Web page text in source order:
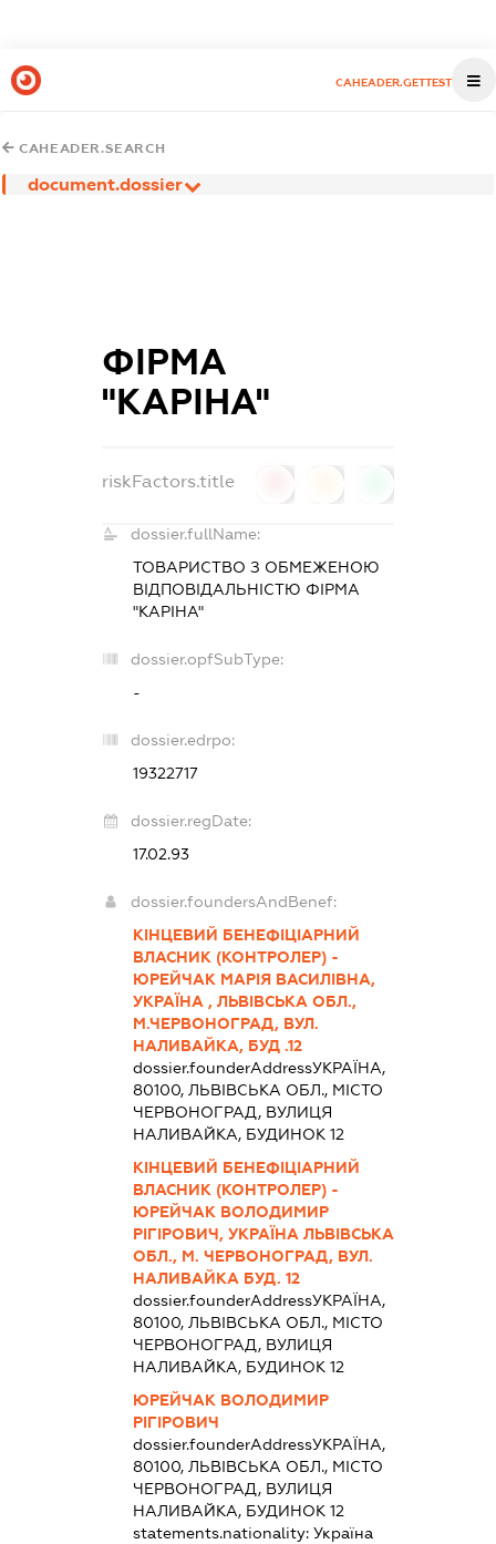
CAHEADER.GETTEST
CAHEADER.SEARCH
document.dossier
ФІРМА
"КАРІНА"
riskFactors.title
dossier.fullName:
ТОВАРИСТВО З ОБМЕЖЕНОЮ
ВІДПОВІДАЛЬНІСТЮ ФІРМА
"КАРІНА"
dossier.opfSubType:
-
dossier.edrpo:
19322717
dossier.regDate:
17.02.93
dossier.foundersAndBenef:
КІНЦЕВИЙ БЕНЕФІЦІАРНИЙ
ВЛАСНИК (КОНТРОЛЕР) -
ЮРЕЙЧАК МАРІЯ ВАСИЛІВНА,
УКРАЇНА , ЛЬВІВСЬКА ОБЛ.,
М.ЧЕРВОНОГРАД, ВУЛ.
НАЛИВАЙКА, БУД .12
dossier.founderAddressУКРАЇНА,
80100, ЛЬВІВСЬКА ОБЛ., МІСТО
ЧЕРВОНОГРАД, ВУЛИЦЯ
НАЛИВАЙКА, БУДИНОК 12
КІНЦЕВИЙ БЕНЕФІЦІАРНИЙ
ВЛАСНИК (КОНТРОЛЕР) -
ЮРЕЙЧАК ВОЛОДИМИР
РІГІРОВИЧ, УКРАЇНА ЛЬВІВСЬКА
ОБЛ., М. ЧЕРВОНОГРАД, ВУЛ.
НАЛИВАЙКА БУД. 12
dossier.founderAddressУКРАЇНА,
80100, ЛЬВІВСЬКА ОБЛ., МІСТО
ЧЕРВОНОГРАД, ВУЛИЦЯ
НАЛИВАЙКА, БУДИНОК 12
ЮРЕЙЧАК ВОЛОДИМИР
РІГІРОВИЧ
dossier.founderAddressУКРАЇНА,
80100, ЛЬВІВСЬКА ОБЛ., МІСТО
ЧЕРВОНОГРАД, ВУЛИЦЯ
НАЛИВАЙКА, БУДИНОК 12
statements.nationality: Україна